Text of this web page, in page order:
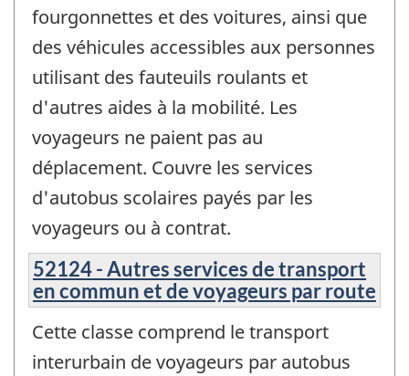
fourgonnettes et des voitures, ainsi que
des véhicules accessibles aux personnes
utilisant des fauteuils roulants et
d'autres aides à la mobilité. Les
voyageurs ne paient pas au
déplacement. Couvre les services
d'autobus scolaires payés par les
voyageurs ou à contrat.
52124 - Autres services de transport
en commun et de voyageurs par route
Cette classe comprend le transport
interurbain de voyageurs par autobus